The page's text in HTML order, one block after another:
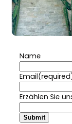
Name
Email
Erzählen Sie
Submit